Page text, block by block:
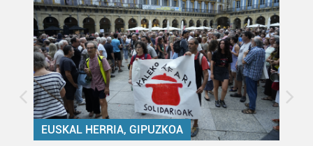
EUSKAL HERRIA, GIPUZKOA